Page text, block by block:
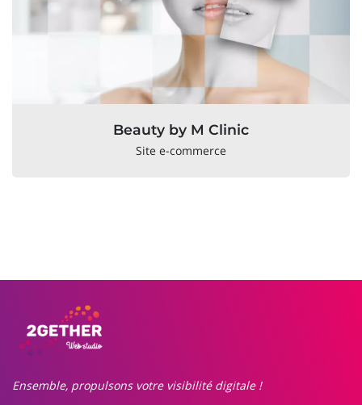
Beauty by M Clinic
Site e-commerce
Ensemble, propulsons votre visibilité digitale !